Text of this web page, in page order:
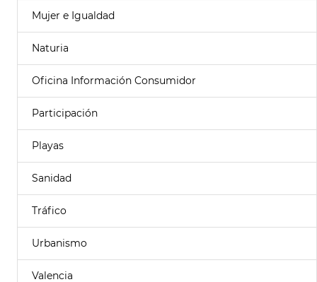
Mujer e Igualdad
Naturia
Oficina Información Consumidor
Participación
Playas
Sanidad
Tráfico
Urbanismo
Valencia